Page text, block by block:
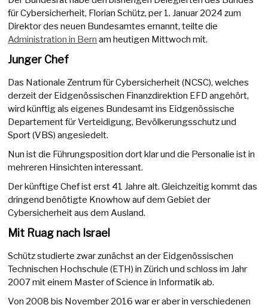
für Cybersicherheit, Florian Schütz, per 1. Januar 2024 zum
Direktor des neuen Bundesamtes ernannt, teilte die
Administration in Bern am heutigen Mittwoch mit.
Junger Chef
Das Nationale Zentrum für Cybersicherheit (NCSC), welches
derzeit der Eidgenössischen Finanzdirektion EFD angehört,
wird künftig als eigenes Bundesamt ins Eidgenössische
Departement für Verteidigung, Bevölkerungsschutz und
Sport (VBS) angesiedelt.
Nun ist die Führungsposition dort klar und die Personalie ist in
mehreren Hinsichten interessant.
Der künftige Chef ist erst 41 Jahre alt. Gleichzeitig kommt das
dringend benötigte Knowhow auf dem Gebiet der
Cybersicherheit aus dem Ausland.
Mit Ruag nach Israel
Schütz studierte zwar zunächst an der Eidgenössischen
Technischen Hochschule (ETH) in Zürich und schloss im Jahr
2007 mit einem Master of Science in Informatik ab.
Von 2008 bis November 2016 war er aber in verschiedenen